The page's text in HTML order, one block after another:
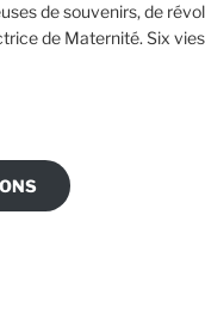
de souvenirs, de
de Maternité. Six